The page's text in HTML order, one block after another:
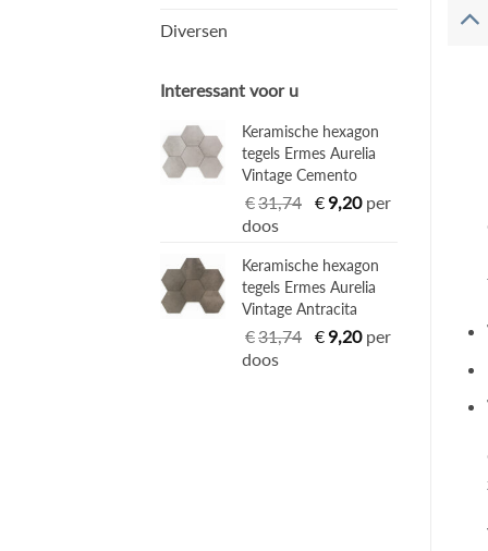
Diversen
Interessant voor u
Keramische hexagon
tegels Ermes Aurelia
Vintage Cemento
€31,74
Oorspronkelijke
€31,74.
€9,20Huidige
€9,20.
per
doos
Keramische hexagon
tegels Ermes Aurelia
Vintage Antracita
€31,74
Oorspronkelijke
€9,20Huidige
per
doos